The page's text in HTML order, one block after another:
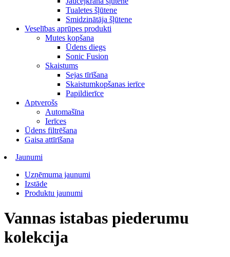
Tualetes šļūtene
Smidzinātāja šļūtene
Veselības aprūpes produkti
Mutes kopšana
Ūdens diegs
Sonic Fusion
Skaistums
Sejas tīrīšana
Skaistumkopšanas ierīce
Papildierīce
Aptverošs
Automašīna
Ierīces
Ūdens filtrēšana
Gaisa attīrīšana
Jaunumi
Uzņēmuma jaunumi
Izstāde
Produktu jaunumi
Vannas istabas piederumu
kolekcija